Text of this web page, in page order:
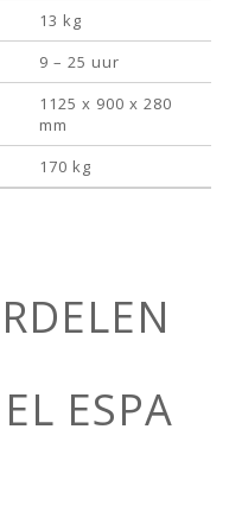
13 kg
9 – 25 uur
1125 x 900 x 280
mm
170 kg
ESPA